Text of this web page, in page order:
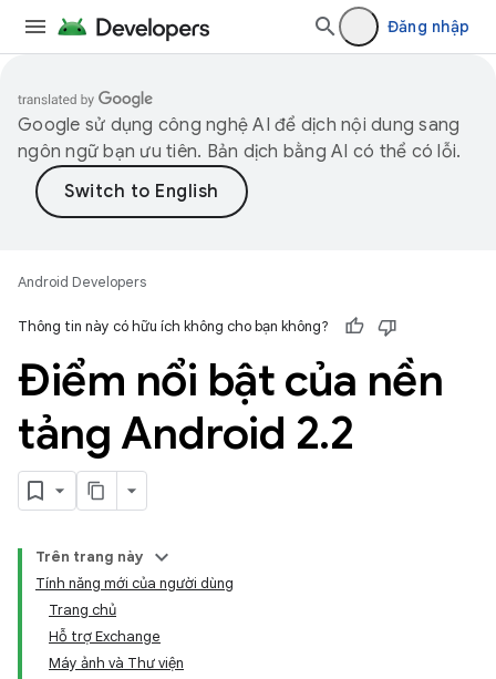
Đăng nhập
Google sử dụng công nghệ AI để dịch nội dung sang
ngôn ngữ bạn ưu tiên. Bản dịch bằng AI có thể có lỗi.
Android Developers
Thông tin này có hữu ích không cho bạn không?
Điểm nổi bật của nền
tảng Android 2.2
Trên trang này
Tính năng mới của người dùng
Trang chủ
Hỗ trợ Exchange
Máy ảnh và Thư viện